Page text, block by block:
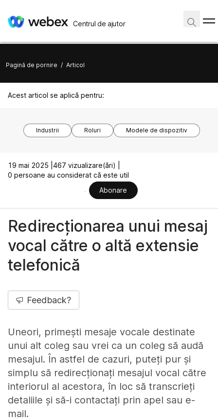
Centrul de ajutor
Pagină de pornire / Articol
Acest articol se aplică pentru:
Industrii Roluri Modele de dispozitiv
19 mai 2025 | 467 vizualizare(ări) |
0 persoane au considerat că este util
Abonare
Redirecționarea unui mesaj
vocal către o altă extensie
telefonică
Feedback?
Uneori, primești mesaje vocale destinate
unui alt coleg sau vrei ca un coleg să audă
mesajul. În astfel de cazuri, puteți pur și
simplu să redirecționați mesajul vocal către
interiorul al acestora, în loc să transcrieți
detaliile și să-i contactați prin apel sau e-
mail.